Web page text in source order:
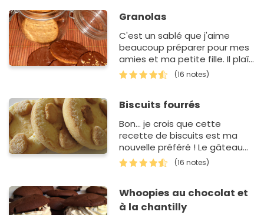
Granolas
C'est un sablé que j'aime
beaucoup préparer pour mes
amies et ma petite fille. Il plaît
à tout le monde, petits et
grands et c'est un bonheur de
(16 notes)
Biscuits fourrés
Bon... je crois que cette
recette de biscuits est ma
nouvelle préféré ! Le gâteau
est moelleux à souhait, pas
écoeurant du tout, ça se
(16 notes)
Whoopies au chocolat et
à la chantilly